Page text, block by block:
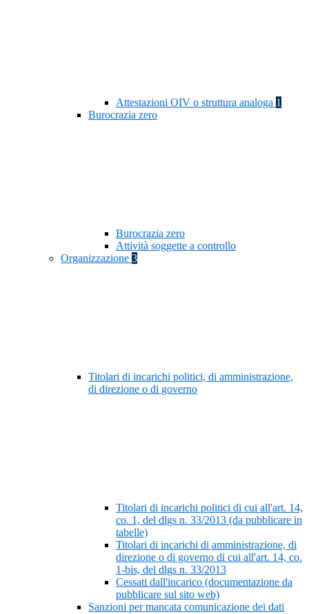
Attestazioni OIV o struttura analoga 1
Burocrazia zero
Burocrazia zero
Attività soggette a controllo
Organizzazione 3
Titolari di incarichi politici, di amministrazione,
di direzione o di governo
Titolari di incarichi politici di cui all'art. 14,
co. 1, del dlgs n. 33/2013 (da pubblicare in
tabelle)
Titolari di incarichi di amministrazione, di
direzione o di governo di cui all'art. 14, co.
1-bis, del dlgs n. 33/2013
Cessati dall'incarico (documentazione da
pubblicare sul sito web)
Sanzioni per mancata comunicazione dei dati